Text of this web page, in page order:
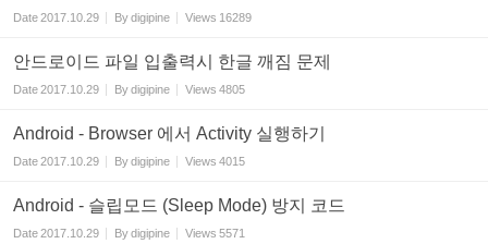
Date2017.10.29 Bydigipine Views 16289
안드로이드 파일 입출력시 한글 깨짐 문제
Date2017.10.29 Bydigipine Views 4805
Android - Browser 에서 Activity 실행하기
Date2017.10.29 Bydigipine Views 4015
Android - 슬립모드 (Sleep Mode) 방지 코드
Date2017.10.29 Bydigipine Views 5571